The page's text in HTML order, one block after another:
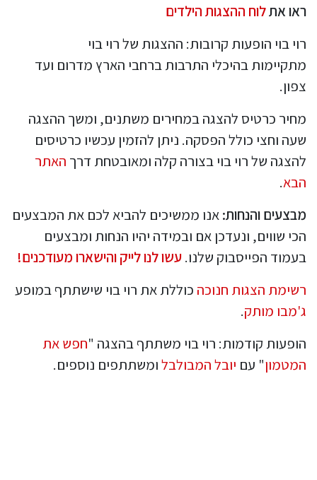
ראו אתלוח ההצגות הילדים
רוי בוי הופעות קרובות: ההצגות של רוי בוי
מתקיימות בהיכלי התרבות ברחבי הארץ מדרום ועד
צפון.
מחיר כרטיס להצגה במחירים משתנים, ומשך ההצגה
שעה וחצי כולל הפסקה. ניתן להזמין עכשיו כרטיסים
להצגה של רוי בוי בצורה קלה ומאובטחת דרך האתר
הבא.
מבצעים והנחות:אנו ממשיכים להביא לכם את המבצעים
הכי שווים, ונעדכן אם ובמידה יהיו הנחות ומבצעים
בעמוד הפייסבוק שלנו.עשו לנו לייק והישארו מעודכנים!
רשימת הצגות חנוכה כוללת את רוי בוי שישתתף במופע
ג'מבו מותק.
הופעות קודמות: רוי בוי משתתף בהצגה "חפש את
המטמון" עם יובל המבולבלומשתתפים נוספים.